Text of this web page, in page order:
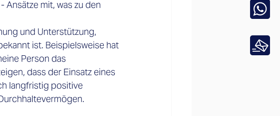
mit, was zu den
und Unterstützung,
ist. Beispielsweise hat
Person das
dass der Einsatz eines
langfristig positive